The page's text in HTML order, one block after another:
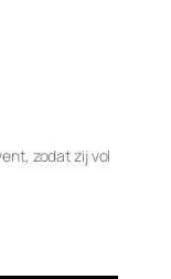
zodat zij vol